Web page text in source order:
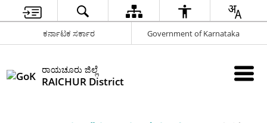
ಕರ್ನಾಟಕ ಸರ್ಕಾರ Government of Karnataka
ರಾಯಚೂರು ಜಿಲ್ಲೆ
RAICHUR District